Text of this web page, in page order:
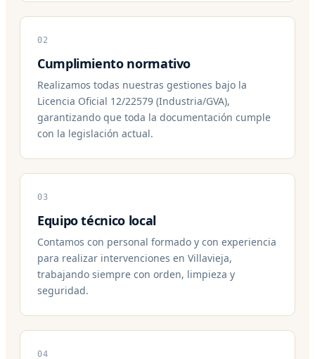
02
Cumplimiento normativo
Realizamos todas nuestras gestiones bajo la
Licencia Oficial 12/22579 (Industria/GVA),
garantizando que toda la documentación cumple
con la legislación actual.
03
Equipo técnico local
Contamos con personal formado y con experiencia
para realizar intervenciones en Villavieja,
trabajando siempre con orden, limpieza y
seguridad.
04